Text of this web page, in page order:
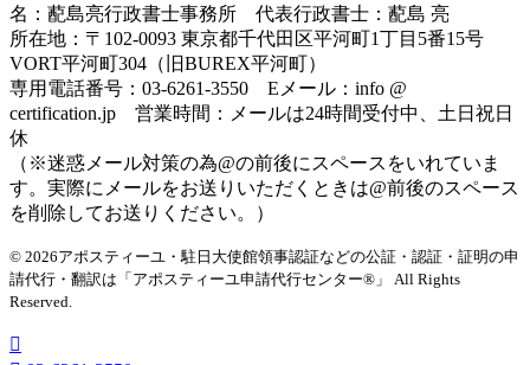
名：蓜島亮行政書士事務所 代表行政書士：蓜島 亮
所在地：〒102-0093 東京都千代田区平河町1丁目5番15号
VORT平河町304（旧BUREX平河町）
専用電話番号：03-6261-3550 Eメール：info @
certification.jp 営業時間：メールは24時間受付中、土日祝日
休
（※迷惑メール対策の為@の前後にスペースをいれていま
す。実際にメールをお送りいただくときは@前後のスペース
を削除してお送りください。）
© 2026アポスティーユ・駐日大使館領事認証などの公証・認証・証明の申
請代行・翻訳は「アポスティーユ申請代行センター®」 All Rights
Reserved.